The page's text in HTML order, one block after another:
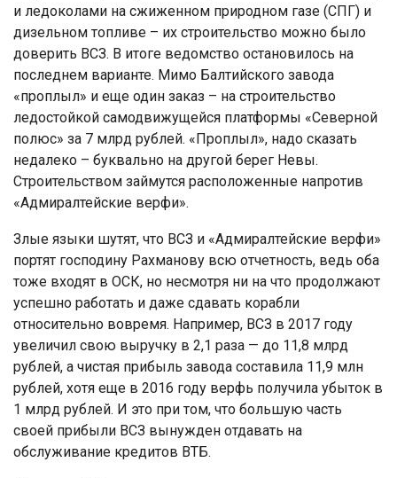
и ледоколами на сжиженном природном газе (СПГ) и
дизельном топливе – их строительство можно было
доверить ВСЗ. В итоге ведомство остановилось на
последнем варианте. Мимо Балтийского завода
«проплыл» и еще один заказ – на строительство
ледостойкой самодвижущейся платформы «Северной
полюс» за 7 млрд рублей. «Проплыл», надо сказать
недалеко – буквально на другой берег Невы.
Строительством займутся расположенные напротив
«Адмиралтейские верфи».
Злые языки шутят, что ВСЗ и «Адмиралтейские верфи»
портят господину Рахманову всю отчетность, ведь оба
тоже входят в ОСК, но несмотря ни на что продолжают
успешно работать и даже сдавать корабли
относительно вовремя. Например, ВСЗ в 2017 году
увеличил свою выручку в 2,1 раза — до 11,8 млрд
рублей, а чистая прибыль завода составила 11,9 млн
рублей, хотя еще в 2016 году верфь получила убыток в
1 млрд рублей. И это при том, что большую часть
своей прибыли ВСЗ вынужден отдавать на
обслуживание кредитов ВТБ.